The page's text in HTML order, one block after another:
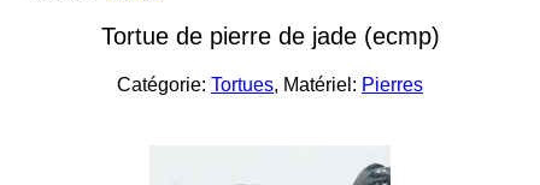
Tortue de pierre de jade (ecmp)
Catégorie: Tortues, Matériel: Pierres